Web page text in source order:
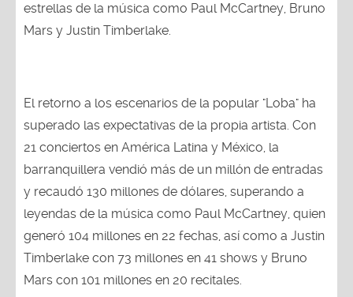
estrellas de la música como Paul McCartney, Bruno
Mars y Justin Timberlake.
El retorno a los escenarios de la popular "Loba" ha
superado las expectativas de la propia artista. Con
21 conciertos en América Latina y México, la
barranquillera vendió más de un millón de entradas
y recaudó 130 millones de dólares, superando a
leyendas de la música como Paul McCartney, quien
generó 104 millones en 22 fechas, así como a Justin
Timberlake con 73 millones en 41 shows y Bruno
Mars con 101 millones en 20 recitales.